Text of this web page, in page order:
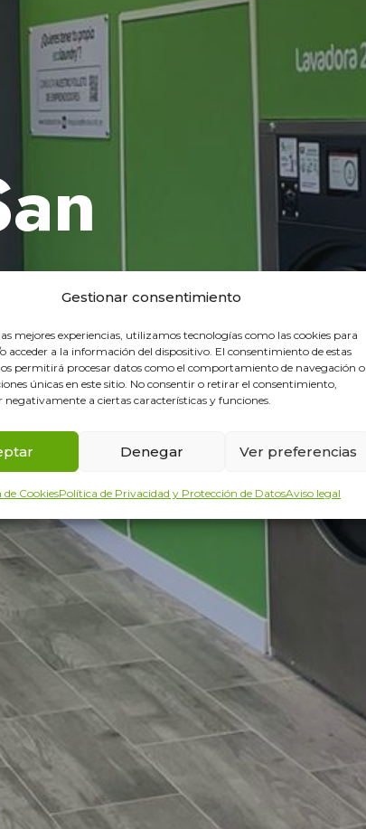
Gestionar consentimiento
mejores experiencias, utilizamos tecnologías como las cookies para
acceder a la información del dispositivo. El consentimiento de estas
permitirá procesar datos como el comportamiento de navegación o
únicas en este sitio. No consentir o retirar el consentimiento,
negativamente a ciertas características y funciones.
Denegar Ver preferencias
de CookiesPolítica de Privacidad y Protección de DatosAviso legal